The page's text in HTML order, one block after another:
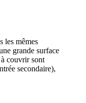
les mêmes
grande surface
couvrir sont
secondaire),